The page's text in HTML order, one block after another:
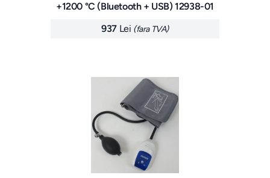
+1200 °C (Bluetooth + USB) 12938-01
937 Lei (fara TVA)